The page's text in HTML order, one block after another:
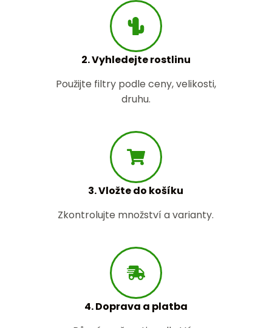
2. Vyhledejte rostlinu
Použijte filtry podle ceny, velikosti,
druhu.
3. Vložte do košíku
Zkontrolujte množství a varianty.
4. Doprava a platba